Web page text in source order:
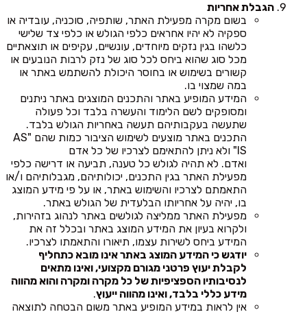
הגבלת אחריות
בשום מקרה מפעילת האתר, שותפיה, סוכניה, עובדיה או
ספקיה לא יהיו אחראים כלפי הגולש או כלפי צד שלישי
כלשהו בגין נזקים מיוחדים, עונשיים, עקיפים או תוצאתיים
מכל סוג שהוא ביחס לכל סוג של נזק לרבות הנובעים או
קשורים בשימוש או בחוסר היכולת להשתמש באתר או
במה שמצוי בו.
המידע המופיע באתר והתכנים המוצגים באתר ניתנים
ומסופקים לשם הלימוד והעשרה בלבד וכל פעולה
שתעשה בעקבותיהם תעשה באחריות הגולש בלבד.
התכנים באתר מוצעים לשימוש הציבור כמות שהם "AS
IS" ולא ניתן להתאימם לצרכיו של כל אדם
ואדם. לא תהיה לגולש כל טענה, תביעה או דרישה כלפי
מפעילת האתר בגין התכנים, יכולותיהם, מגבלותיהם ו/או
התאמתם לצרכיו והשימוש באתר, או על פי מידע המוצג
בו, יהיה על אחריותו הבלעדית של הגולש באתר.
מפעילת האתר ממליצה לגולשים באתר לנהוג בזהירות,
ולקרוא בעיון את המידע המוצג באתר ובכלל זה את
המידע ביחס לשירות עצמו, תיאורו והתאמתו לצרכיו.
יודגש כי המידע המוצג באתר אינו מובא כתחליף
לקבלת יעוץ פרטני מגורם מקצועי, ואינו מתאים
לנסיבותיו הספציפיות של כל מקרה ומקרה והוא מהווה
מידע כללי בלבד, ואינו מהווה ייעוץ.
אין לראות במידע המופיע באתר משום הבטחה לתוצאה